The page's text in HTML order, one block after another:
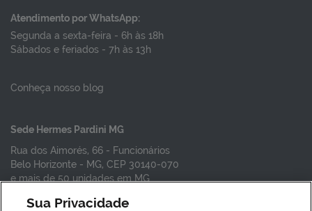
Atendimento por WhatsApp:
Segunda a sexta-feira - 6h às 18h
Sábados e feriados - 7h às 13h
Conheça nosso blog
Sede Hermes Pardini MG
Rua dos Aimorés, 66 - Funcionários
Belo Horizonte - MG, CEP 30140-070
e mais de 50 unidades em MG
Sua Privacidade